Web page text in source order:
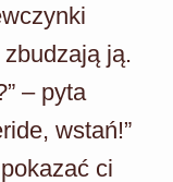
ją.
– pyta
wstań!”
ci